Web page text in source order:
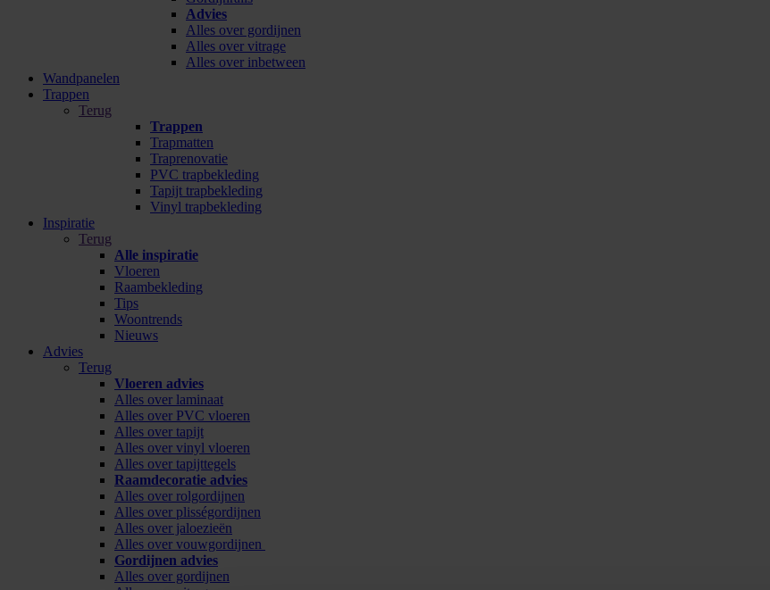
Advies
Alles over gordijnen
Alles over vitrage
Alles over inbetween
Wandpanelen
Trappen
Terug
Trappen
Trapmatten
Traprenovatie
PVC trapbekleding
Tapijt trapbekleding
Vinyl trapbekleding
Inspiratie
Terug
Alle inspiratie
Vloeren
Raambekleding
Tips
Woontrends
Nieuws
Advies
Terug
Vloeren advies
Alles over laminaat
Alles over PVC vloeren
Alles over tapijt
Alles over vinyl vloeren
Alles over tapijttegels
Raamdecoratie advies
Alles over rolgordijnen
Alles over plisségordijnen
Alles over jaloezieën
Alles over vouwgordijnen
Gordijnen advies
Alles over gordijnen